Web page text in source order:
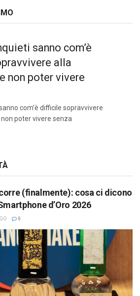
sanno com’è
alla
non poter vivere
com’è difficile sopravvivere
e non poter vivere senza
(finalmente): cosa ci dicono
d’Oro 2026
0